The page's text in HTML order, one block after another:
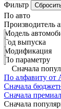
Фильтр
По авто
Производитель
Модель
Год выпуска
Модификация
По параметру
Сначала
По алфавиту от
Сначала
Сначала
Сначала